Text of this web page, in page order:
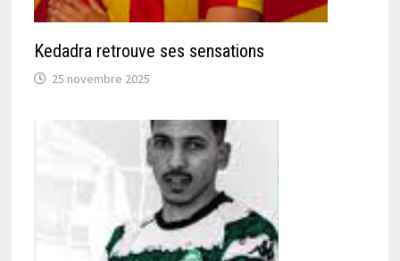
Kedadra retrouve ses sensations
25 novembre 2025